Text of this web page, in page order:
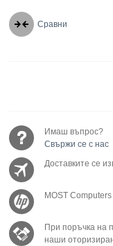
Сравни
Имаш въпрос?
Свържи се с нас
Доставките се
MOST
При поръчка на
наши